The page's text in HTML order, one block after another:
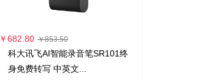
￥682.80 ￥853.50
科大讯飞AI智能录音笔SR101终
身免费转写 中英文...